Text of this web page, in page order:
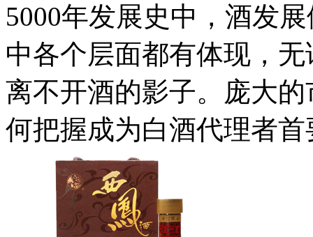
5000年发展史中，酒发
中各个层面都有体现，
离不开酒的影子。庞大
何把握成为白酒代理者